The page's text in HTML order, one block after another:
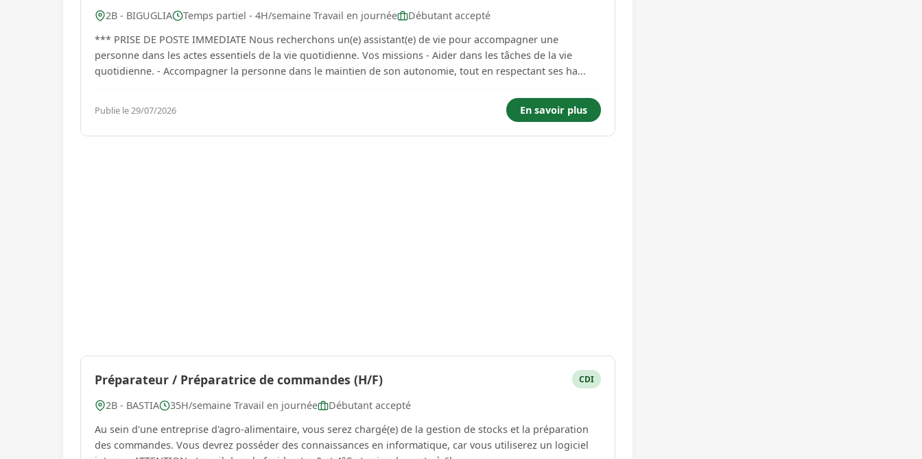
2B - BIGUGLIA Temps partiel - 4H/semaine Travail en journée
Débutant accepté
*** PRISE DE POSTE IMMEDIATE Nous recherchons un(e) assistant(e) de vie pour accompagner une
personne dans les actes essentiels de la vie quotidienne. Vos missions - Aider dans les tâches de la vie
quotidienne. - Accompagner la personne dans le maintien de son autonomie, tout en respectant ses ha...
Publie le 29/07/2026 En savoir plus
Préparateur / Préparatrice de commandes (H/F) CDI
2B - BASTIA 35H/semaine Travail en journée
Débutant accepté
Au sein d'une entreprise d'agro-alimentaire, vous serez chargé(e) de la gestion de stocks et la préparation
des commandes. Vous devrez posséder des connaissances en informatique, car vous utiliserez un logiciel